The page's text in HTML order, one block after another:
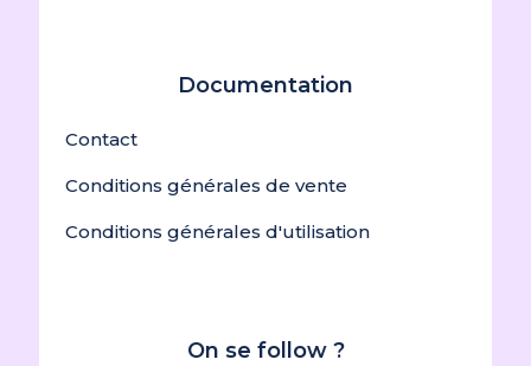
Documentation
Contact
Conditions générales de vente
Conditions générales d'utilisation
On se follow ?